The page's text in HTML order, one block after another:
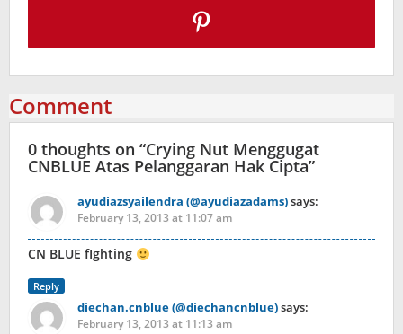
Comment
0 thoughts on “Crying Nut Menggugat
CNBLUE Atas Pelanggaran Hak Cipta”
ayudiazsyailendra (@ayudiazadams)says:
February 13, 2013 at 11:07 am
CN BLUE fIghting
Reply
diechan.cnblue (@diechancnblue)says:
February 13, 2013 at 11:13 am